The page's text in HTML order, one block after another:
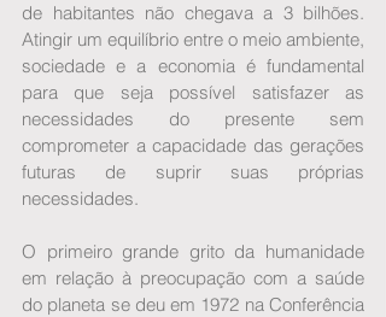
de habitantes não chegava a 3 bilhões.
Atingir um equilíbrio entre o meio ambiente,
sociedade e a economia é fundamental
para que seja possível satisfazer as
necessidades do presente sem
comprometer a capacidade das gerações
futuras de suprir suas próprias
necessidades.
O primeiro grande grito da humanidade
em relação à preocupação com a saúde
do planeta se deu em 1972 na Conferência